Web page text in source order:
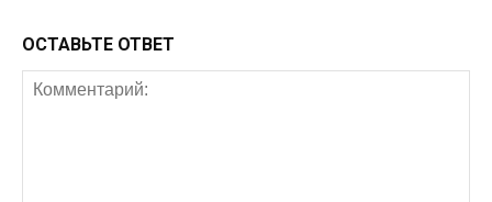
ОСТАВЬТЕ ОТВЕТ